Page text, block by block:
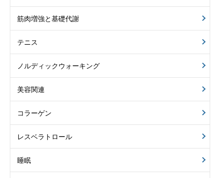
筋肉増強と基礎代謝
テニス
ノルディックウォーキング
美容関連
コラーゲン
レスベラトロール
睡眠